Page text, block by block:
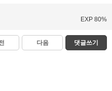
EXP 80%
다음 댓글쓰기